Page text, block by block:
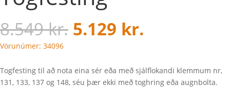
8.549kr. 5.129 kr.
Vörunúmer: 34096
Togfesting til að nota eina sér eða með sjálflokandi klemmum nr,
131, 133, 137 og 148, séu þær ekki með toghring eða augnbolta.